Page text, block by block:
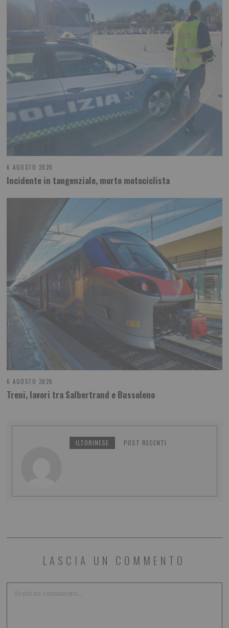
6 AGOSTO 2026
Incidente in tangenziale, morto motociclista
6 AGOSTO 2026
Treni, lavori tra Salbertrand e Bussoleno
ILTORINESE POST RECENTI
LASCIA UN COMMENTO